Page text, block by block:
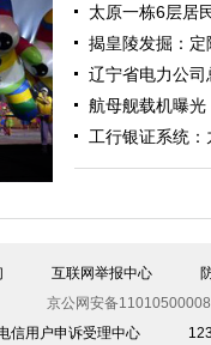
太原一栋6层居
揭皇陵发掘：
辽宁省电力公
航母舰载机曝
工行银证系统：
互联网举报中心
京公网安备
信用户申诉受理中心